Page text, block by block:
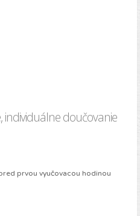
doučovanie
prvou vyučovacou hodinou